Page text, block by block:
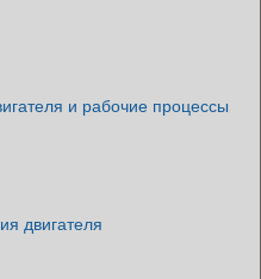
и рабочие процессы
двигателя